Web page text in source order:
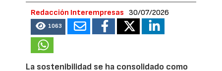
Redacción Interempresas 30/07/2026
1063
La sostenibilidad se ha consolidado como